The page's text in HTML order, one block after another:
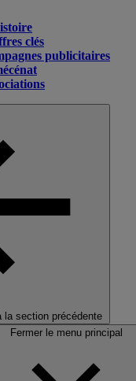
clés
publicitaires
la section précédente
Fermer le menu principal